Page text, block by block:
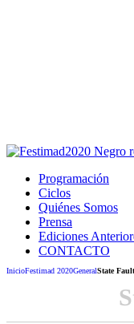
Programación
Ciclos
Quiénes Somos
Prensa
Ediciones
CONTACTO
InicioFestimad 2020GeneralState